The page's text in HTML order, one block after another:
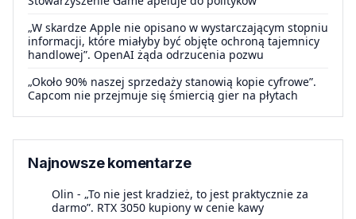
„W skardze Apple nie opisano w wystarczającym stopniu
informacji, które miałyby być objęte ochroną tajemnicy
handlowej”. OpenAI żąda odrzucenia pozwu
„Około 90% naszej sprzedaży stanowią kopie cyfrowe”.
Capcom nie przejmuje się śmiercią gier na płytach
Najnowsze komentarze
Olin - „To nie jest kradzież, to jest praktycznie za
darmo”. RTX 3050 kupiony w cenie kawy